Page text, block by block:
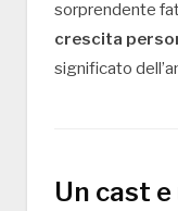
sorprendente
crescita
significato
Un cast